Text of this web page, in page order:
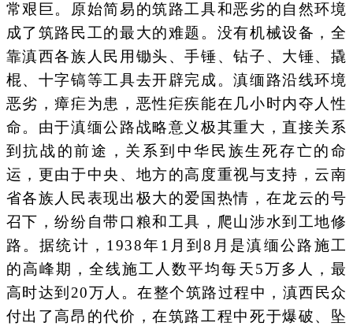
常艰巨。原始简易的筑路工具和恶劣的自然环境
成了筑路民工的最大的难题。没有机械设备，全
靠滇西各族人民用锄头、手锤、钻子、大锤、撬
棍、十字镐等工具去开辟完成。滇缅路沿线环境
恶劣，瘴疟为患，恶性疟疾能在几小时内夺人性
命。由于滇缅公路战略意义极其重大，直接关系
到抗战的前途，关系到中华民族生死存亡的命
运，更由于中央、地方的高度重视与支持，云南
省各族人民表现出极大的爱国热情，在龙云的号
召下，纷纷自带口粮和工具，爬山涉水到工地修
路。据统计，1938年1月到8月是滇缅公路施工
的高峰期，全线施工人数平均每天5万多人，最
高时达到20万人。在整个筑路过程中，滇西民众
付出了高昂的代价，在筑路工程中死于爆破、坠